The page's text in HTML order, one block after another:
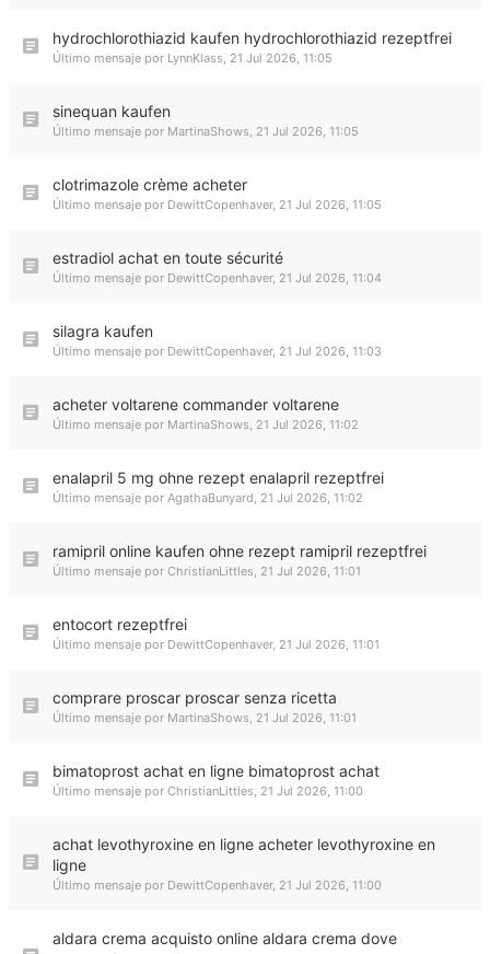
hydrochlorothiazid kaufen hydrochlorothiazid rezeptfrei
Último mensaje por LynnKlass, 21 Jul 2026, 11:05
sinequan kaufen
Último mensaje por MartinaShows, 21 Jul 2026, 11:05
clotrimazole crème acheter
Último mensaje por DewittCopenhaver, 21 Jul 2026, 11:05
estradiol achat en toute sécurité
Último mensaje por DewittCopenhaver, 21 Jul 2026, 11:04
silagra kaufen
Último mensaje por DewittCopenhaver, 21 Jul 2026, 11:03
acheter voltarene commander voltarene
Último mensaje por MartinaShows, 21 Jul 2026, 11:02
enalapril 5 mg ohne rezept enalapril rezeptfrei
Último mensaje por AgathaBunyard, 21 Jul 2026, 11:02
ramipril online kaufen ohne rezept ramipril rezeptfrei
Último mensaje por ChristianLittles, 21 Jul 2026, 11:01
entocort rezeptfrei
Último mensaje por DewittCopenhaver, 21 Jul 2026, 11:01
comprare proscar proscar senza ricetta
Último mensaje por MartinaShows, 21 Jul 2026, 11:01
bimatoprost achat en ligne bimatoprost achat
Último mensaje por ChristianLittles, 21 Jul 2026, 11:00
achat levothyroxine en ligne acheter levothyroxine en
ligne
Último mensaje por DewittCopenhaver, 21 Jul 2026, 11:00
aldara crema acquisto online aldara crema dove